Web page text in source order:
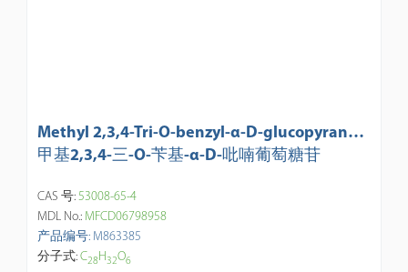
Methyl 2,3,4-Tri-O-benzyl-α-D-glucopyranosi
de
甲基2,3,4-三-O-苄基-α-D-吡喃葡萄糖苷
CAS 号:53008-65-4
MDL No.: MFCD06798958
产品编号: M863385
分子式:C28 H32O6